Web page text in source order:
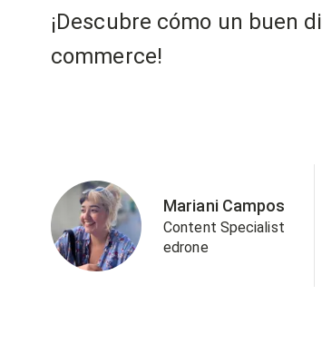
¡Descubre cómo un buen
commerce!
Mariani Campos
Content Specialist
edrone